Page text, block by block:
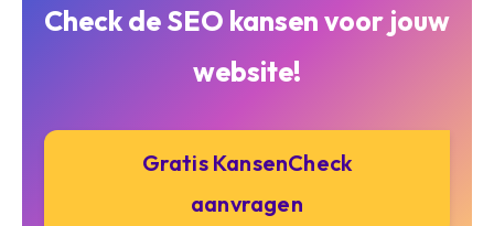
Check de SEO kansen voor jouw
website!
Gratis KansenCheck
aanvragen